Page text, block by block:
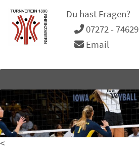
Du hast Fragen?
07272 - 74629
Email
<